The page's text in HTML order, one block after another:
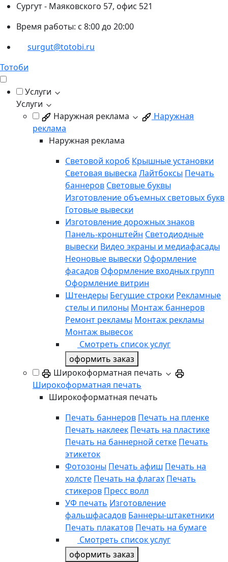
Сургут - Маяковского 57, офис 521
Время работы: с 8:00 до 20:00
surgut@totobi.ru
Тотоби
Услуги
Услуги
Наружная реклама
Наружная
реклама
Наружная реклама
Световой короб Крышные установки
Световая вывеска Лайтбоксы Печать
баннеров Световые буквы
Изготовление объемных световых букв
Готовые вывески
Изготовление дорожных знаков
Панель-кронштейн Светодиодные
вывески Видео экраны и медиафасады
Неоновые вывески Оформление
фасадов Оформление входных групп
Оформление витрин
Штендеры Бегущие строки Рекламные
стелы и пилоны Монтаж баннеров
Ремонт рекламы Монтаж рекламы
Монтаж вывесок
Смотреть список услуг
оформить заказ
Широкоформатная печать
Широкоформатная печать
Широкоформатная печать
Печать баннеров Печать на пленке
Печать наклеек Печать на пластике
Печать на баннерной сетке Печать
этикеток
Фотозоны Печать афиш Печать на
холсте Печать на флагах Печать
стикеров Пресс волл
УФ печать Изготовление
фальшфасадов Баннеры-штакетники
Печать плакатов Печать на бумаге
Смотреть список услуг
оформить заказ